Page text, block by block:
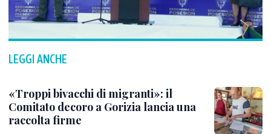
LEGGI ANCHE
«Troppi bivacchi di migranti»: il
Comitato decoro a Gorizia lancia una
raccolta firme